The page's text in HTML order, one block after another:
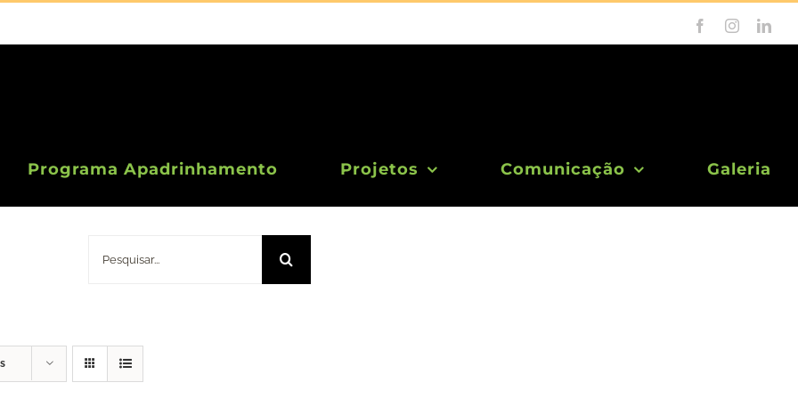
FacebookInstagram
Programa Apadrinhamento Projetos Comunicação Galeria